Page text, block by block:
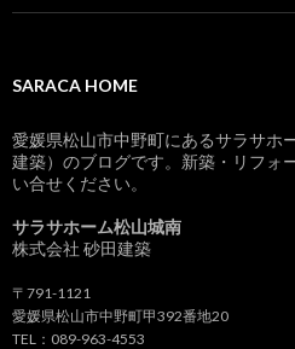
SARACA HOME
愛媛県松山市中野町にあるサラサホ
建築）のブログです。新築・リフォ
い合せください。
サラサホーム松山城南
株式会社 砂田建築
〒791-1121
愛媛県松山市中野町甲392番地20
TEL：089-963-4553